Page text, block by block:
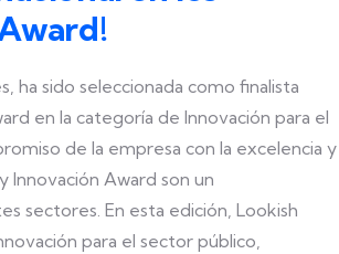
ha sido seleccionada como finalista
en la categoría de Innovación para el
de la empresa con la excelencia y
Innovación Award son un
sectores. En esta edición, Lookish
para el sector público,